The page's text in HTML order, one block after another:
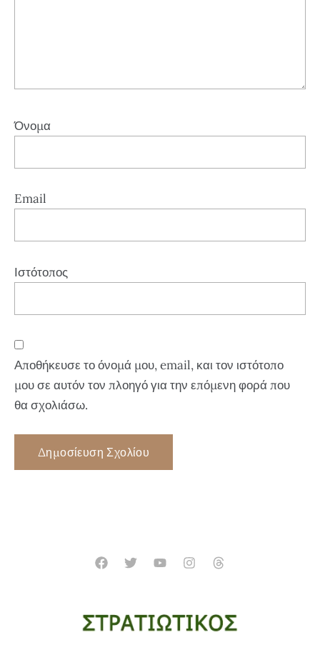
Όνομα
Email
Ιστότοπος
Αποθήκευσε το όνομά μου, email, και τον ιστότοπο
μου σε αυτόν τον πλοηγό για την επόμενη φορά που
θα σχολιάσω.